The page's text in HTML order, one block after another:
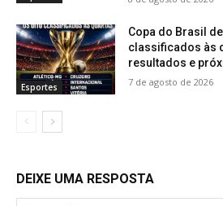
Esportes
Copa do Brasil
classificados às
resultados e
7 de agosto de 2026
DEIXE UMA RESPOSTA